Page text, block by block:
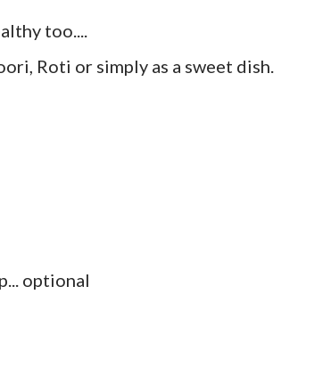
too....
Roti or simply as a sweet dish.
optional